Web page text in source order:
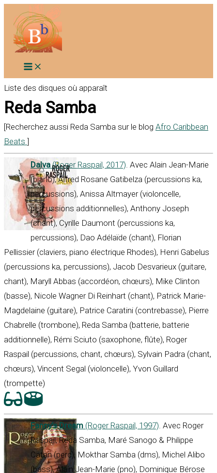
contenu
Liste des disques où apparaît
Reda Samba
[Recherchez aussi Reda Samba sur le blog Afro Caribbean
Beats ]
Dalva(Roger Raspail, 2017). Avec Alain Jean-Marie
(piano), Alfred Rosane Gatibelza (percussions ka,
percussions), Anissa Altmayer (violoncelle,
percussions additionnelles), Anthony Joseph
(chant), Cyrille Daumont (percussions ka,
percussions), Dao Adélaïde (chant), Florian
Pellissier (claviers, piano électrique Rhodes), Henri Gabelus
(percussions ka, percussions), Jacob Desvarieux (guitare,
chant), Maryll Abbas (accordéon, chœurs), Mike Clinton
(basse), Nicole Wagner Di Reinhart (chant), Patrick Marie-
Magdelaine (guitare), Patrice Caratini (contrebasse), Pierre
Chabrelle (trombone), Reda Samba (batterie, batterie
additionnelle), Rémi Sciuto (saxophone, flûte), Roger
Raspail (percussions, chant, chœurs), Sylvain Padra (chant,
chœurs), Vincent Segal (violoncelle), Yvon Guillard
(trompette)
Fanny’s Dream (Roger Raspail, 1997). Avec Roger
Raspail, Reda Samba, Maré Sanogo & Philippe
Catan (perc), Mokthar Samba (dms), Michel Alibo
(bass), Alain Jean-Marie (pno), Dominique Bérose